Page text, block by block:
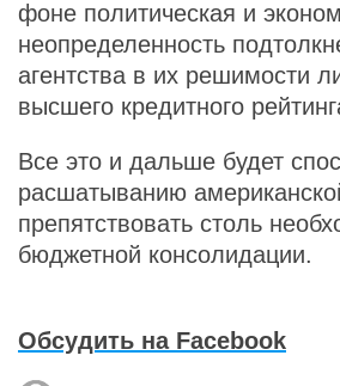
фоне политическая и
неопределенность
агентства в их решимости
высшего кредитного
Все это и дальше будет
расшатыванию
препятствовать столь
бюджетной консолидации.
Обсудить на Facebook